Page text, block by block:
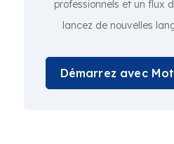
professionnels et un flux
lancez de nouvelles
Démarrez avec